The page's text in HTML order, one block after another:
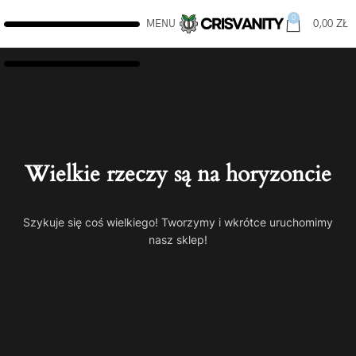
MENU 0 0,00 ZŁ
Wielkie rzeczy są na horyzoncie
Szykuje się coś wielkiego! Tworzymy i wkrótce uruchomimy
nasz sklep!